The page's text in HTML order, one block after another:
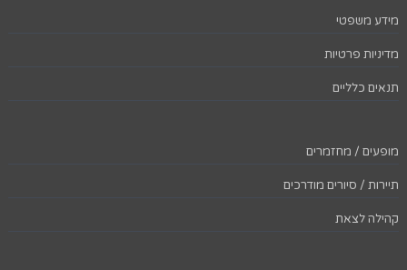
מידע משפטי
מדיניות פרטיות
תנאים כלליים
מופעים / מחזמרים
תיירות / סיורים מודרכים
קהילה לצאת